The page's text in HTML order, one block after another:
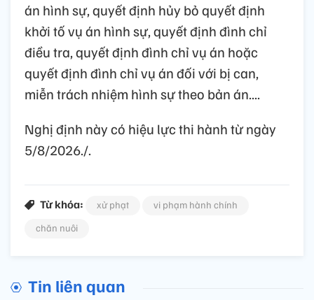
án hình sự, quyết định hủy bỏ quyết định
khởi tố vụ án hình sự, quyết định đình chỉ
điều tra, quyết định đình chỉ vụ án hoặc
quyết định đình chỉ vụ án đối với bị can,
miễn trách nhiệm hình sự theo bản án....
Nghị định này có hiệu lực thi hành từ ngày
5/8/2026./.
Từ khóa: xử phạt
vi phạm hành chính
chăn nuôi
Tin liên quan